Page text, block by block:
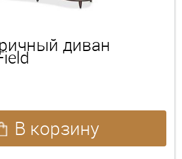
диван
В корзину